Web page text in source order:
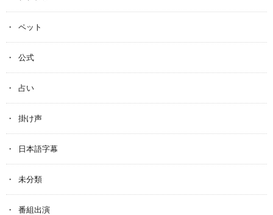
ペット
公式
占い
掛け声
日本語字幕
未分類
番組出演